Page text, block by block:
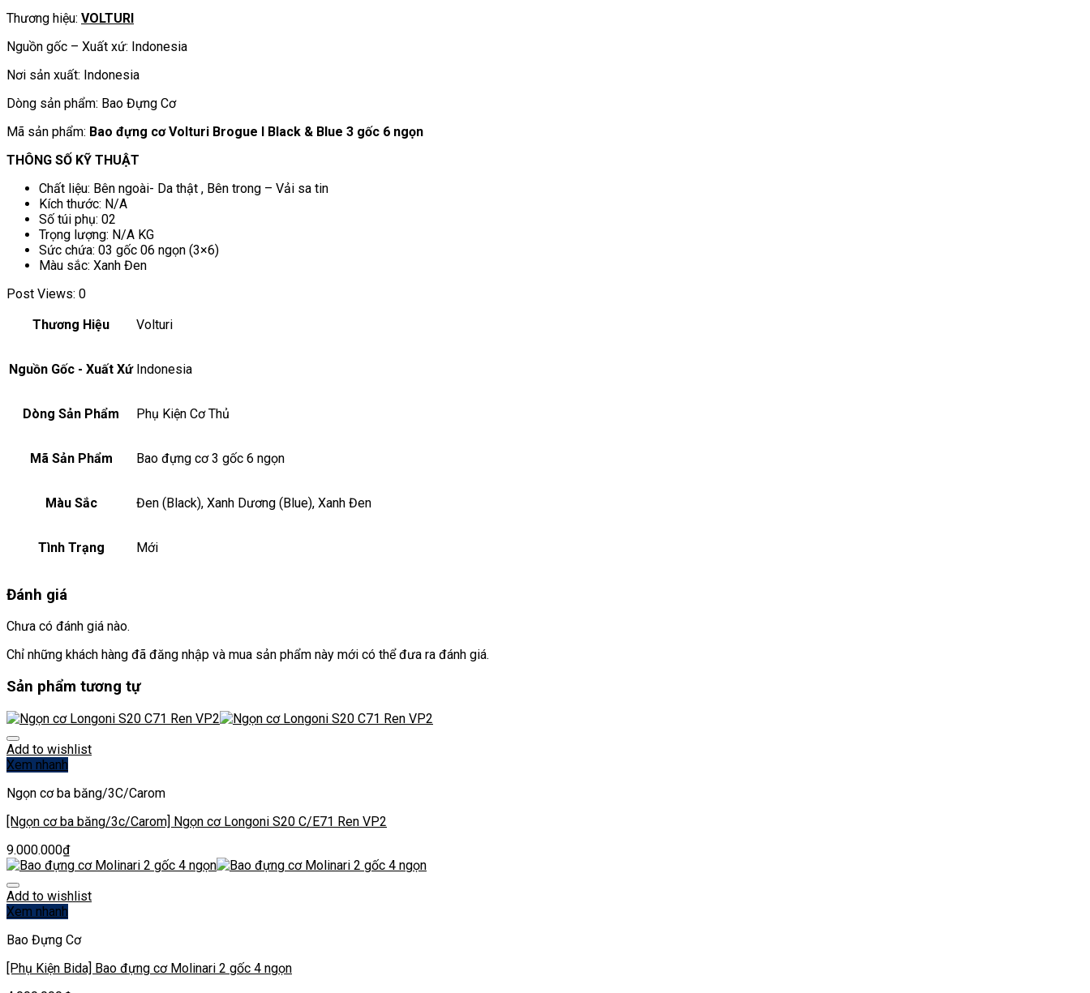
ngọn
số
lượng
Thương hiệu: VOLTURI
Nguồn gốc – Xuất xứ: Indonesia
Nơi sản xuất: Indonesia
Dòng sản phẩm: Bao Đựng Cơ
Mã sản phẩm: Bao đựng cơ Volturi Brogue I Black & Blue 3 gốc 6 ngọn
THÔNG SỐ KỸ THUẬT
Chất liệu: Bên ngoài- Da thật , Bên trong – Vải sa tin
Kích thước: N/A
Số túi phụ: 02
Trọng lượng: N/A KG
Sức chứa: 03 gốc 06 ngọn (3×6)
Màu sắc: Xanh Đen
Post Views: 0
Thương Hiệu
Volturi
Nguồn Gốc - Xuất Xứ Indonesia
Dòng Sản Phẩm Phụ Kiện Cơ Thủ
Mã Sản Phẩm Bao đựng cơ 3 gốc 6 ngọn
Màu Sắc Đen (Black), Xanh Dương (Blue), Xanh Đen
Tình Trạng Mới
Đánh giá
Chưa có đánh giá nào.
Chỉ những khách hàng đã đăng nhập và mua sản phẩm này mới có thể đưa ra đánh giá.
Sản phẩm tương tự
Add to wishlist
Xem nhanh
Ngọn cơ ba băng/3C/Carom
[Ngọn cơ ba băng/3c/Carom] Ngọn cơ Longoni S20 C/E71 Ren VP2
9.000.000₫
Add to wishlist
Xem nhanh
Bao Đựng Cơ
[Phụ Kiện Bida] Bao đựng cơ Molinari 2 gốc 4 ngọn